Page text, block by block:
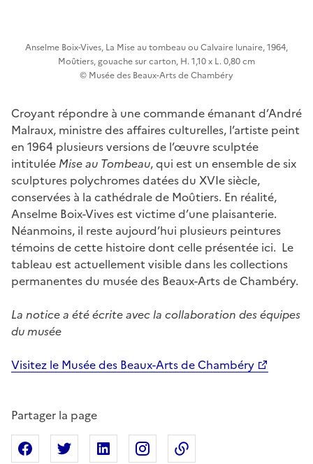
Anselme Boix-Vives, La Mise au tombeau ou Calvaire lunaire, 1964,
Moûtiers, gouache sur carton, H. 1,10 x L. 0,80 cm
© Musée des Beaux-Arts de Chambéry
Croyant répondre à une commande émanant d’André
Malraux, ministre des affaires culturelles, l’artiste peint
en 1964 plusieurs versions de l’œuvre sculptée
intitulée Mise au Tombeau, qui est un ensemble de six
sculptures polychromes datées du XVIe siècle,
conservées à la cathédrale de Moûtiers. En réalité,
Anselme Boix-Vives est victime d’une plaisanterie.
Néanmoins, il reste aujourd’hui plusieurs peintures
témoins de cette histoire dont celle présentée ici. Le
tableau est actuellement visible dans les collections
permanentes du musée des Beaux-Arts de Chambéry.
La notice a été écrite avec la collaboration des équipes
du musée
Visitez le Musée des Beaux-Arts de Chambéry
Partager la page
Partager sur Facebook
Partager sur XPartager sur Linkedin
Partager sur Instagram